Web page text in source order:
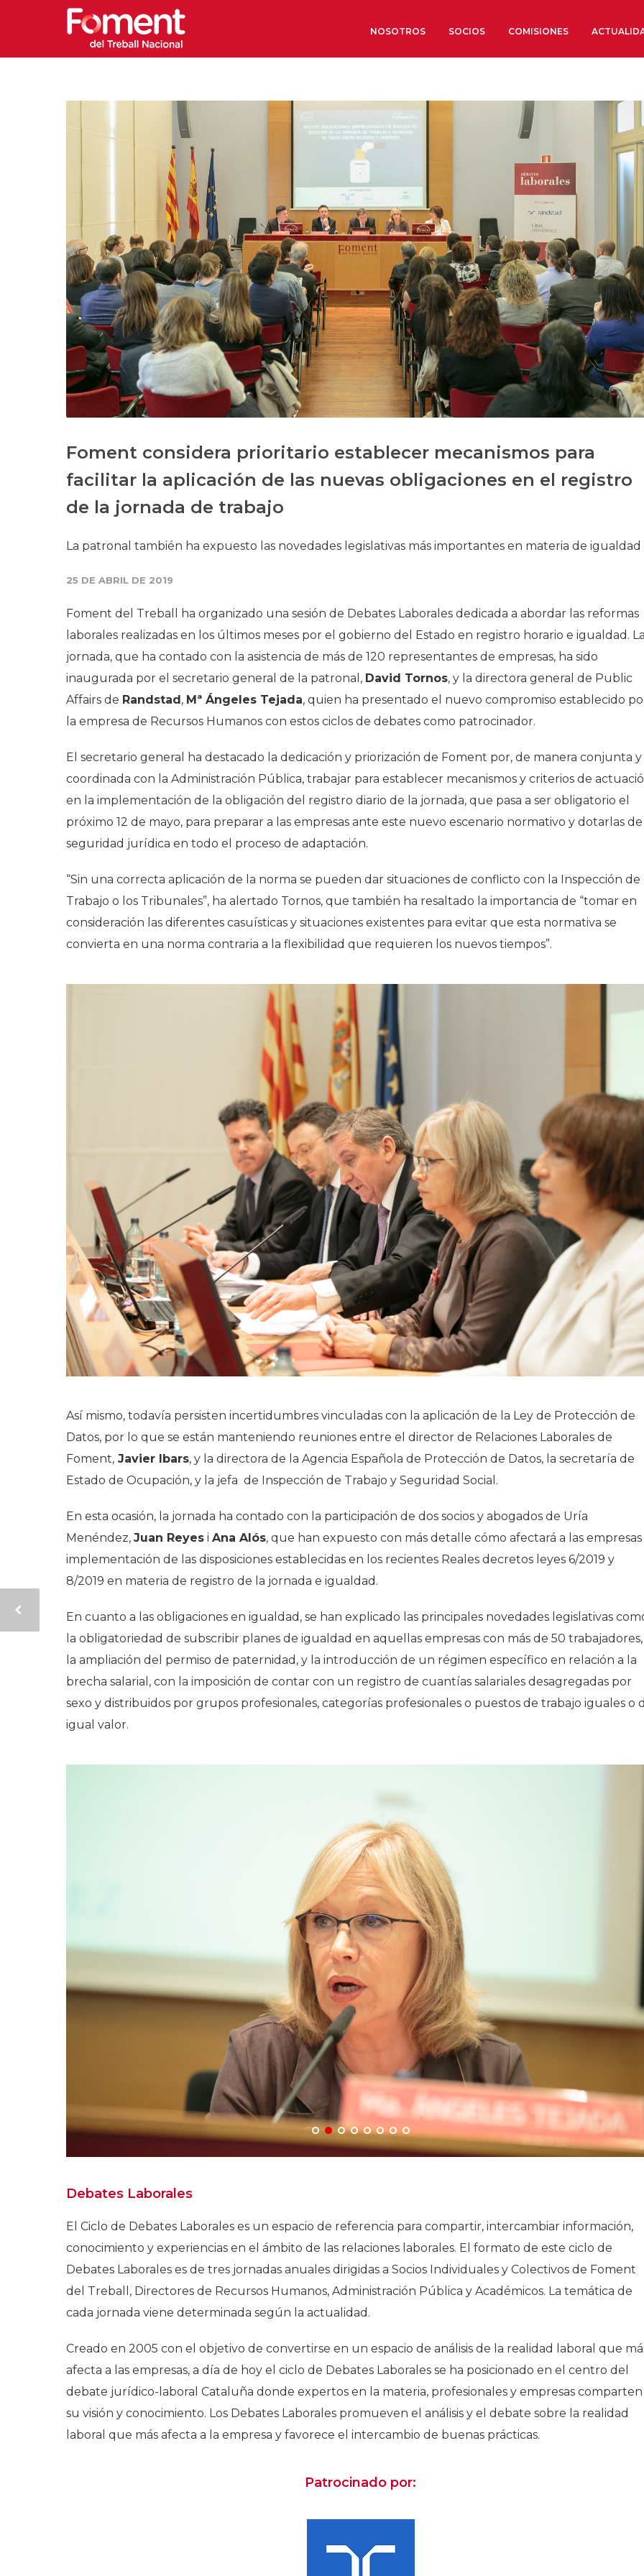
NOSOTROS
Órganos de Gobierno
Órganos Consultivos
Estructura Ejecutiva
Institut d’Estudis
Organizaciones sectoriales
Sociedad Barcelonesa de
Económicos y Sociales
Organizaciones
Conoce más
Historia
Galería de Presidentes
Biblioteca Archivo
Sede Social
SOCIOS COMISIONES
Foment considera prioritario establecer mecanismos para
facilitar la aplicación de las nuevas obligaciones en el registro
de la jornada de trabajo
La patronal también ha expuesto las novedades legislativas más importantes en materia de igualdad
25 DE ABRIL DE 2019
Foment del Treball ha organizado una sesión de Debates Laborales dedicada a abordar las reformas
laborales realizadas en los últimos meses por el gobierno del Estado en registro horario e igualdad. La
jornada, que ha contado con la asistencia de más de 120 representantes de empresas, ha sido
inaugurada por el secretario general de la patronal, David Tornos, y la directora general de Public
Affairs de Randstad, Mª Ángeles Tejada, quien ha presentado el nuevo compromiso establecido
la empresa de Recursos Humanos con estos ciclos de debates como patrocinador.
El secretario general ha destacado la dedicación y priorización de Foment por, de manera conjunta y
coordinada con la Administración Pública, trabajar para establecer mecanismos y criterios de
en la implementación de la obligación del registro diario de la jornada, que pasa a ser obligatorio el
próximo 12 de mayo, para preparar a las empresas ante este nuevo escenario normativo y dotarlas de
seguridad jurídica en todo el proceso de adaptación.
“Sin una correcta aplicación de la norma se pueden dar situaciones de conflicto con la Inspección de
Trabajo o los Tribunales”, ha alertado Tornos, que también ha resaltado la importancia de “tomar en
consideración las diferentes casuísticas y situaciones existentes para evitar que esta normativa se
convierta en una norma contraria a la flexibilidad que requieren los nuevos tiempos”.
Así mismo, todavía persisten incertidumbres vinculadas con la aplicación de la Ley de Protección de
Datos, por lo que se están manteniendo reuniones entre el director de Relaciones Laborales de
Foment, Javier Ibars, y la directora de la Agencia Española de Protección de Datos, la secretaría de
Estado de Ocupación, y la jefa de Inspección de Trabajo y Seguridad Social.
En esta ocasión, la jornada ha contado con la participación de dos socios y abogados de Uría
Menéndez, Juan Reyes i Ana Alós, que han expuesto con más detalle cómo afectará a las empresas
implementación de las disposiciones establecidas en los recientes Reales decretos leyes 6/2019 y
8/2019 en materia de registro de la jornada e igualdad.
En cuanto a las obligaciones en igualdad, se han explicado las principales novedades legislativas
la obligatoriedad de subscribir planes de igualdad en aquellas empresas con más de 50 trabajadores,
la ampliación del permiso de paternidad, y la introducción de un régimen específico en relación a la
brecha salarial, con la imposición de contar con un registro de cuantías salariales desagregadas por
sexo y distribuidos por grupos profesionales, categorías profesionales o puestos de trabajo iguales o
igual valor.
Debates Laborales
El Ciclo de Debates Laborales es un espacio de referencia para compartir, intercambiar información,
conocimiento y experiencias en el ámbito de las relaciones laborales. El formato de este ciclo de
Debates Laborales es de tres jornadas anuales dirigidas a Socios Individuales y Colectivos de Foment
del Treball, Directores de Recursos Humanos, Administración Pública y Académicos. La temática de
cada jornada viene determinada según la actualidad.
Creado en 2005 con el objetivo de convertirse en un espacio de análisis de la realidad laboral que
afecta a las empresas, a día de hoy el ciclo de Debates Laborales se ha posicionado en el centro del
debate jurídico-laboral Cataluña donde expertos en la materia, profesionales y empresas comparten
su visión y conocimiento. Los Debates Laborales promueven el análisis y el debate sobre la realidad
laboral que más afecta a la empresa y favorece el intercambio de buenas prácticas.
Patrocinado por: